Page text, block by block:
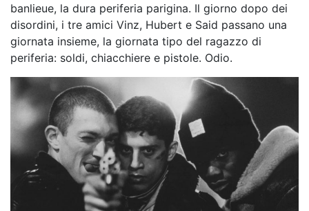
banlieue, la dura periferia parigina. Il giorno dopo dei
disordini, i tre amici Vinz, Hubert e Said passano una
giornata insieme, la giornata tipo del ragazzo di
periferia: soldi, chiacchiere e pistole. Odio.